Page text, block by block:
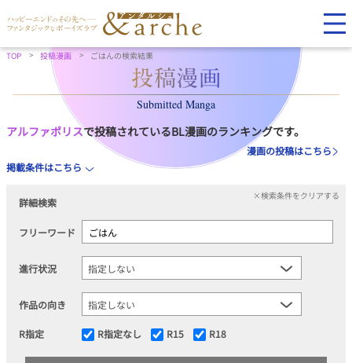
TOP 投稿漫画 ごはんの検索結果
Submitted Manga
アルファポリスで投稿されているBL漫画のランキングです。
漫画の投稿はこちら
掲載条件はこちら
詳細検索
×検索条件をクリアする
フリーワード
進行状況
作品の向き
R指定 R指定なし R15 R18